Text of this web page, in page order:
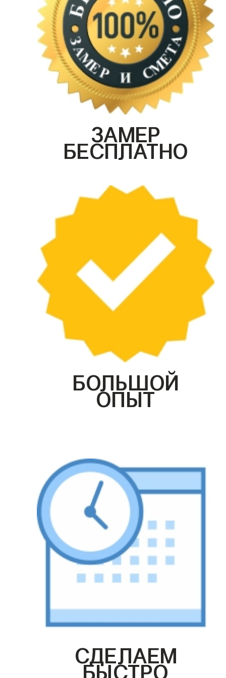
ЗАМЕР
БЕСПЛАТНО
БОЛЬШОЙ
ОПЫТ
СДЕЛАЕМ
БЫСТРО